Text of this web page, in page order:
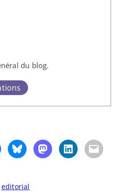
du blog.
editorial